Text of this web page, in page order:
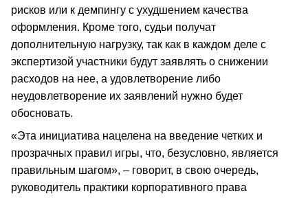
рисков или к демпингу с ухудшением качества
оформления. Кроме того, судьи получат
дополнительную нагрузку, так как в каждом деле с
экспертизой участники будут заявлять о снижении
расходов на нее, а удовлетворение либо
неудовлетворение их заявлений нужно будет
обосновать.
«Эта инициатива нацелена на введение четких и
прозрачных правил игры, что, безусловно, является
правильным шагом», – говорит, в свою очередь,
руководитель практики корпоративного права